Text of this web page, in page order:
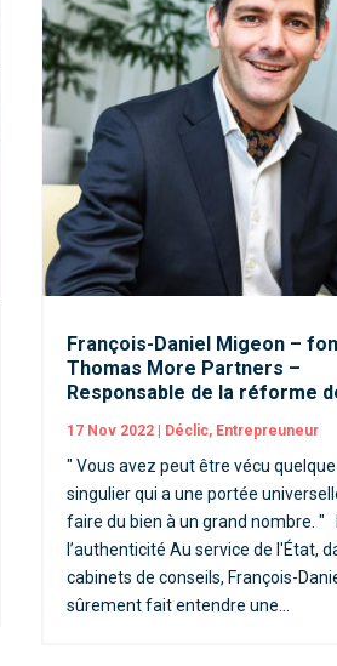
François-Daniel Migeon –
Thomas More Partners –
Responsable de la réforme
17 Nov 2022| Déclic, Entrepreuneur
" Vous avez peut être vécu
singulier qui a une portée
faire du bien à un grand nombre. "
l’authenticité Au service de l'État,
cabinets de conseils, François-
sûrement fait entendre une...